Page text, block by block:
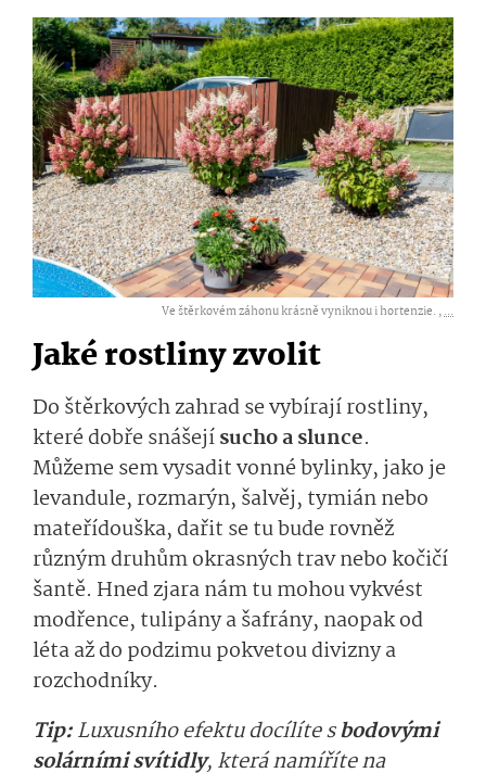
Ve štěrkovém záhonu krásně vyniknou i hortenzie. ,...
Jaké rostliny zvolit
Do štěrkových zahrad se vybírají rostliny,
které dobře snášejísucho a slunce.
Můžeme sem vysadit vonné bylinky, jako je
levandule, rozmarýn, šalvěj, tymián nebo
mateřídouška, dařit se tu bude rovněž
různým druhům okrasných trav nebo kočičí
šantě. Hned zjara nám tu mohou vykvést
modřence, tulipány a šafrány, naopak od
léta až do podzimu pokvetou divizny a
rozchodníky.
Tip:Luxusního efektu docílíte sbodovými
solárními svítidly, která namíříte na